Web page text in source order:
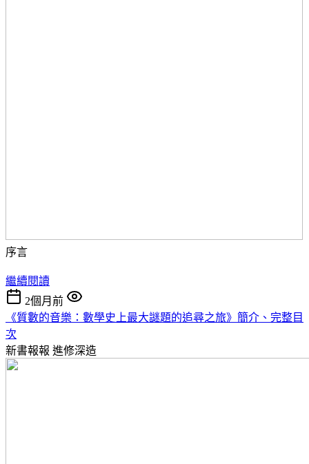
序言
繼續閱讀
2個月前
《質數的音樂：數學史上最大謎題的追尋之旅》簡介、完整目
次
新書報報 進修深造